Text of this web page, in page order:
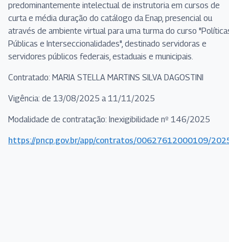
predominantemente intelectual de instrutoria em cursos de
curta e média duração do catálogo da Enap, presencial ou
através de ambiente virtual para uma turma do curso
Públicas e Interseccionalidades", destinado servidoras e
servidores públicos federais, estaduais e municipais.
Contratado: MARIA STELLA MARTINS SILVA DAGOSTINI
Vigência: de 13/08/2025 a 11/11/2025
Modalidade de contratação: Inexigibilidade nº 146/2025
https://pncp.gov.br/app/contratos/00627612000109/